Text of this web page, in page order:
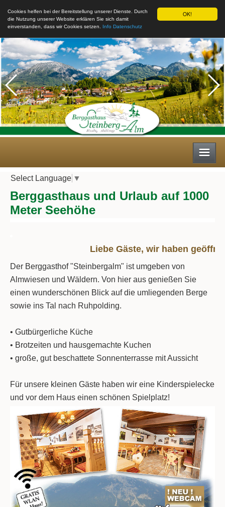
OK!
Cookies helfen bei der Bereitstellung unserer Dienste. Durch
die Nutzung unserer Website erklären Sie sich damit
einverstanden, dass wir Cookies setzen. Info Datenschutz
• ESSEN & TRINKEN
Ferienwohnung Sophia
• ERLEBEN
Freizeit & Umgebung
Galerie
Kontakt | Anreise
ONLINE-BUCHUNG
Select Language ▼
Berggasthaus und Urlaub auf 1000
Meter Seehöhe
Liebe Gäste, wir haben
Der Berggasthof "Steinbergalm" ist umgeben von
Almwiesen und Wäldern. Von hier aus genießen Sie
einen wunderschönen Blick auf die umliegenden Berge
sowie ins Tal nach Ruhpolding.
• Gutbürgerliche Küche
• Brotzeiten und hausgemachte Kuchen
• große, gut beschattete Sonnenterrasse mit Aussicht
Für unsere kleinen Gäste haben wir eine Kinderspielecke
und vor dem Haus einen schönen Spielplatz!